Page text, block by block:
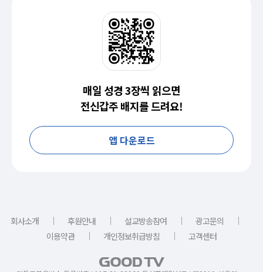
매일 성경 3장씩 읽으면
전신갑주 배지를 드려요!
앱 다운로드
회사소개 ｜ 후원안내 ｜ 설교방송참여 ｜ 광고문의
｜
이용약관
｜ 개인정보취급방침 ｜ 고객센터